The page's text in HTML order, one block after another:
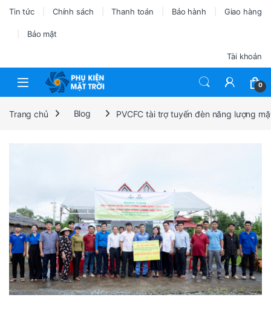
Tin tức Chính sách Thanh toán Bảo hành Giao hàng
Bảo mật
Tài khoản
0
Trang chủ Blog PVCFC tài trợ tuyến đèn năng lượng